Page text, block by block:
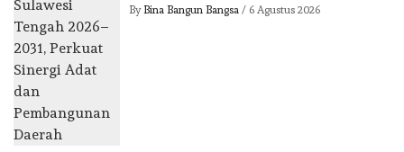
By Bina Bangun Bangsa/ 6 Agustus 2026